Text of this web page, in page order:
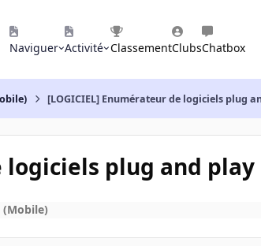
Naviguer Activité ClassementClubsChatbox
[LOGICIEL] Enumérateur de logiciels plug
logiciels plug and play